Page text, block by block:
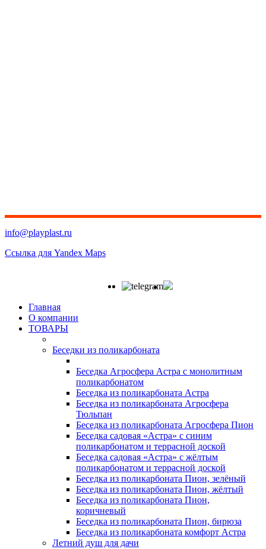
info@playplast.ru
Ссылка для Yandex Maps
Главная
О компании
ТОВАРЫ
Беседки из поликарбоната
Беседка Агросфера Астра с монолитным
поликарбонатом
Беседка из поликарбоната Астра
Беседка из поликарбоната Агросфера
Тюльпан
Беседка из поликарбоната Агросфера Пион
Беседка садовая «Астра» с синим
поликарбонатом и террасной доской
Беседка садовая «Астра» с жёлтым
поликарбонатом и террасной доской
Беседка из поликарбоната Пион, зелёный
Беседка из поликарбоната Пион, жёлтый
Беседка из поликарбоната Пион,
коричневый
Беседка из поликарбоната Пион, бирюза
Беседка из поликарбоната комфорт Астра
Летний душ для дачи